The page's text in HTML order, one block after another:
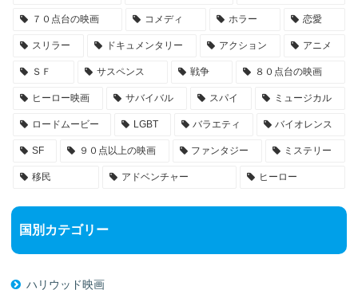
７０点台の映画 コメディ ホラー 恋愛
スリラー ドキュメンタリー アクション アニメ
ＳＦ サスペンス 戦争 ８０点台の映画
ヒーロー映画 サバイバル スパイ ミュージカル
ロードムービー LGBT バラエティ バイオレンス
SF ９０点以上の映画 ファンタジー ミステリー
移民 アドベンチャー ヒーロー
国別カテゴリー
ハリウッド映画